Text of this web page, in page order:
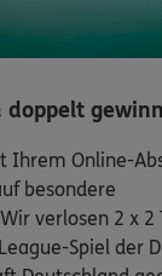
doppelt
Ihrem Online-
besondere
verlosen 2 x 2
Spiel der